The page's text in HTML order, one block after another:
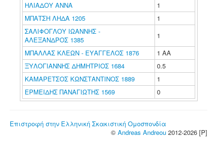
ΗΛΙΑΔΟΥ ΑΝΝΑ
1
ΜΠΑΤΣΗ ΛΗΔΑ 1205
1
ΣΑΛΙΦΟΓΛΟΥ ΙΩΑΝΝΗΣ -
ΑΛΕΞΑΝΔΡΟΣ 1385
1
ΜΠΑΛΛΑΣ ΚΛΕΩΝ - ΕΥΑΓΓΕΛΟΣ 1876
1 ΑΑ
ΞΥΛΟΓΙΑΝΝΗΣ ΔΗΜΗΤΡΙΟΣ 1684
0.5
ΚΑΜΑΡΕΤΣΟΣ ΚΩΝΣΤΑΝΤΙΝΟΣ 1889
1
ΕΡΜΕΙΔΗΣ ΠΑΝΑΓΙΩΤΗΣ 1569
0
Επιστροφή στην Ελληνική Σκακιστική Ομοσπονδία
© Andreas Andreou 2012-2026 [P]